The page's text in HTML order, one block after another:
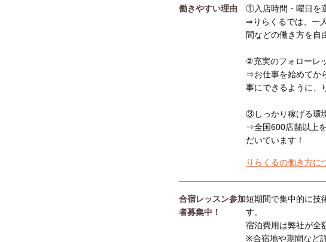
働きやすい理由
①入店時間・曜日を
⇒りらくるでは、一
間などの働き方を自
②充実のフォローレ
⇒お仕事を始めてか
事にできるように、
③しっかり稼げる環
⇒全国600店舗以上
だいています！
りらくるの働き方に
合宿レッスン参加
者募集中！
短期間で集中的に技
す。
宿泊費用は弊社が全
※合宿地や期間など